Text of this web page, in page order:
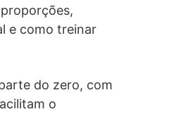
e como treinar
do zero, com
o